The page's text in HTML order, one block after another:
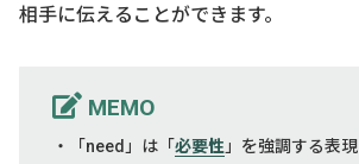
相手に伝えることができます。
MEMO
・「need」は「必要性 」を強調する表現